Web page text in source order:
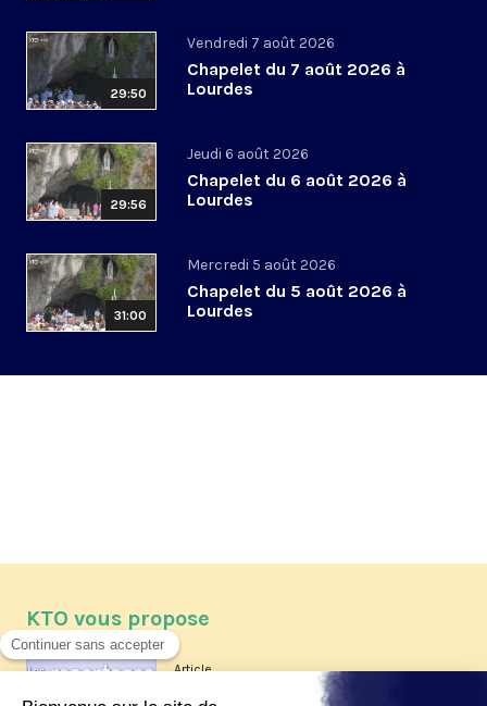
29:50
Vendredi 7 août 2026
Chapelet du 7 août 2026 à
Lourdes
29:56
Jeudi 6 août 2026
Chapelet du 6 août 2026 à
Lourdes
31:00
Mercredi 5 août 2026
Chapelet du 5 août 2026 à
Lourdes
KTO vous propose
Article
Les reportages d'été 2026 de KTO